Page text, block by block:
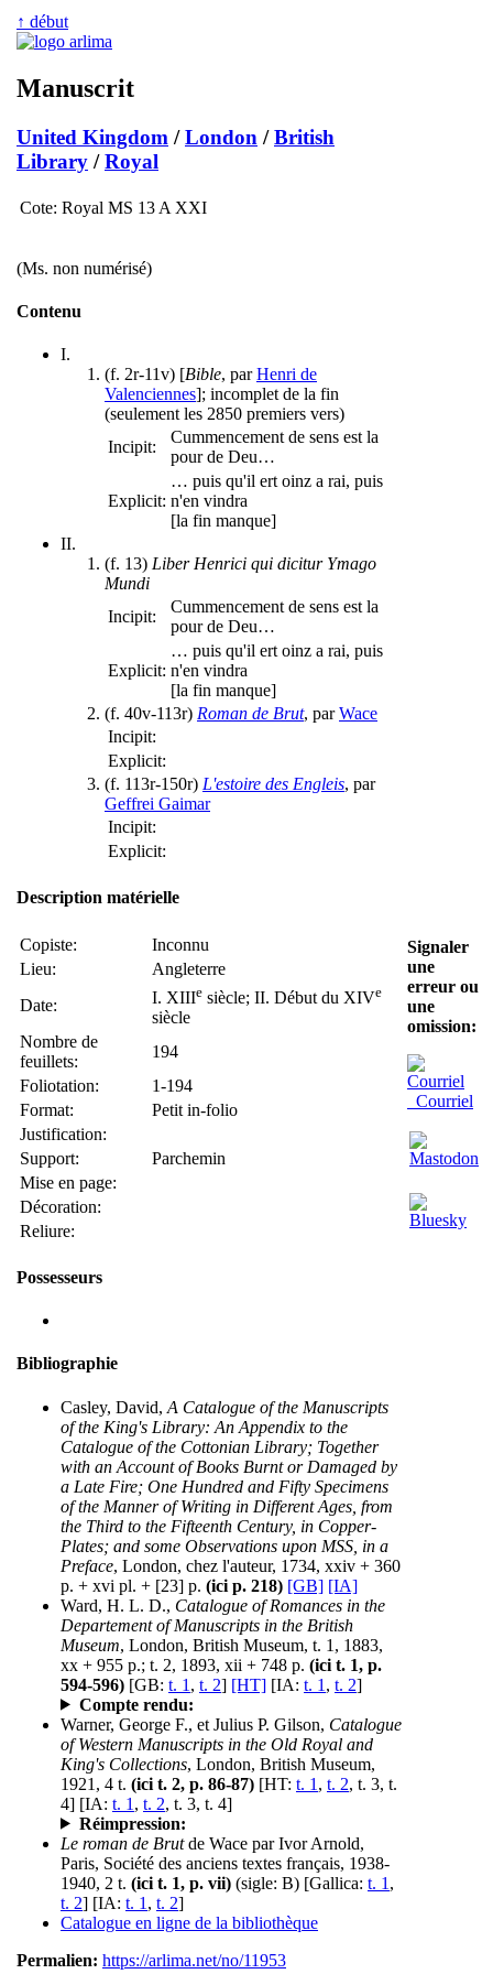
↑ début
Manuscrit
United Kingdom /London /British
Library /Royal
Cote: Royal MS 13 A XXI
(Ms. non numérisé)
Contenu
I.
(f. 2r-11v) [Bible, parHenri de
Valenciennes]; incomplet de la fin
(seulement les 2850 premiers vers)
Incipit:
Cummencement de sens est la
pour de Deu…
Explicit:
… puis qu'il ert oinz a rai, puis
n'en vindra
[la fin manque]
II.
(f. 13) Liber Henrici qui dicitur Ymago
Mundi
Incipit:
Cummencement de sens est la
pour de Deu…
Explicit:
… puis qu'il ert oinz a rai, puis
n'en vindra
[la fin manque]
(f. 40v-113r) Roman de Brut, parWace
Incipit:
Explicit:
(f. 113r-150r) L'estoire des Engleis, par
Geffrei Gaimar
Incipit:
Explicit:
Description matérielle
Copiste:
Inconnu
Lieu:
Angleterre
Date:
I. XIIIe siècle; II. Début du XIVe
siècle
Nombre de
feuillets:
194
Foliotation:
1-194
Format:
Petit in-folio
Justification:
Support:
Parchemin
Mise en page:
Décoration:
Reliure:
Possesseurs
Bibliographie
Casley, David, A Catalogue of the Manuscripts
of the King's Library: An Appendix to the
Catalogue of the Cottonian Library; Together
with an Account of Books Burnt or Damaged by
a Late Fire; One Hundred and Fifty Specimens
of the Manner of Writing in Different Ages, from
the Third to the Fifteenth Century, in Copper-
Plates; and some Observations upon MSS, in a
Preface, London, chez l'auteur, 1734, xxiv + 360
p. + xvi pl. + [23] p. (ici p. 218) [GB] [IA]
Ward, H. L. D., Catalogue of Romances in the
Departement of Manuscripts in the British
Museum, London, British Museum, t. 1, 1883,
xx + 955 p.; t. 2, 1893, xii + 748 p. (ici t. 1, p.
594-596) [GB: t. 1 , t. 2] [HT] [IA: t. 1 , t. 2]
Compte rendu:
Warner, George F., et Julius P. Gilson, Catalogue
of Western Manuscripts in the Old Royal and
King's Collections, London, British Museum,
1921, 4 t. (ici t. 2, p. 86-87) [HT: t. 1 , t. 2, t. 3, t.
4] [IA: t. 1 , t. 2, t. 3, t. 4]
Réimpression:
Le roman de Brutde Wace par Ivor Arnold,
Paris, Société des anciens textes français, 1938-
1940, 2 t. (ici t. 1, p. vii) (sigle: B) [Gallica: t. 1 ,
t. 2] [IA: t. 1 , t. 2]
Catalogue en ligne de la bibliothèque
Permalien: https://arlima.net/no/11953
Signaler
une
erreur ou
une
omission:
Courriel